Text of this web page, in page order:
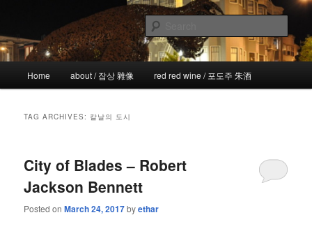
primary
content
secondary
content!wicked
the more I see the less I know
Home about / 잡상 雜像 red red wine / 포도주 朱酒
TAG ARCHIVES: 칼날의 도시
City of Blades – Robert
Jackson Bennett
Posted onMarch 24, 2017byethar